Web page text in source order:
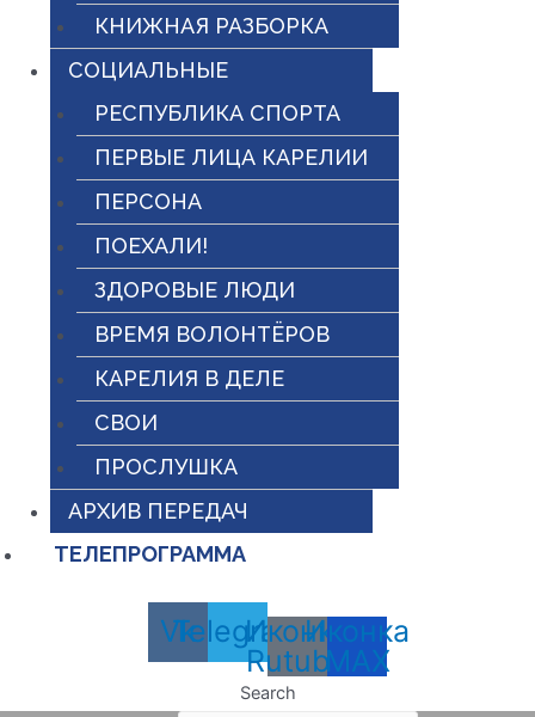
КНИЖНАЯ РАЗБОРКА
СОЦИАЛЬНЫЕ
РЕСПУБЛИКА СПОРТА
ПЕРВЫЕ ЛИЦА КАРЕЛИИ
ПЕРСОНА
ПОЕХАЛИ!
ЗДОРОВЫЕ ЛЮДИ
ВРЕМЯ ВОЛОНТЁРОВ
КАРЕЛИЯ В ДЕЛЕ
СВОИ
ПРОСЛУШКА
АРХИВ ПЕРЕДАЧ
ТЕЛЕПРОГРАММА
Vk
Telegram
Иконка
Rutube
Иконка
MAX
Search